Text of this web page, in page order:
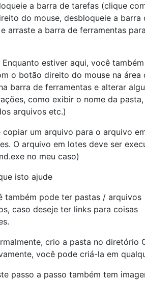
a barra de tarefas (clique
do mouse, desbloqueie a barra
arraste a barra de ferramentas
Enquanto estiver aqui, você
o botão direito do mouse na área
barra de ferramentas e alterar
como exibir o nome da
arquivos etc.)
copiar um arquivo para o arquivo
O arquivo em lotes deve ser
no meu caso)
isto ajude
também pode ter pastas / arquivos
caso deseje ter links para coisas
crio a pasta no diretório
você pode criá-la em
passo a passo também tem